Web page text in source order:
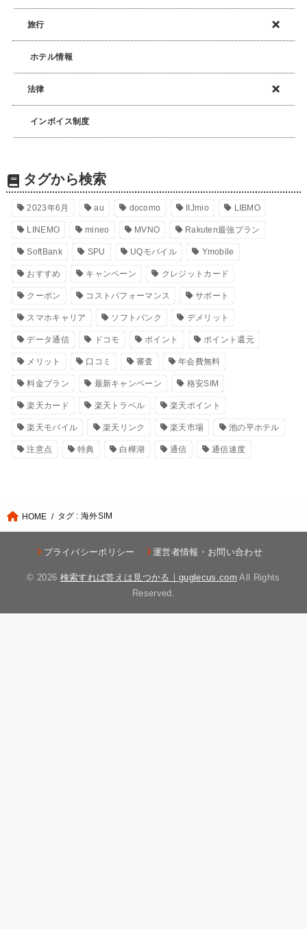
旅行
ホテル情報
法律
インボイス制度
タグから検索
2023年6月 au docomo IIJmio LIBMO
LINEMO mineo MVNO Rakuten最強プラン
SoftBank SPU UQモバイル Ymobile
おすすめ キャンペーン クレジットカード
クーポン コストパフォーマンス サポート
スマホキャリア ソフトバンク デメリット
データ通信 ドコモ ポイント ポイント還元
メリット 口コミ 審査 年会費無料
料金プラン 最新キャンペーン 格安SIM
楽天カード 楽天トラベル 楽天ポイント
楽天モバイル 楽天リンク 楽天市場 池の平ホテル
注意点 特典 白樺湖 通信 通信速度
HOME タグ : 海外SIM
プライバシーポリシー 運営者情報・お問い合わせ
© 2026 検索すれば答えは見つかる｜guglecus.com All Rights
Reserved.